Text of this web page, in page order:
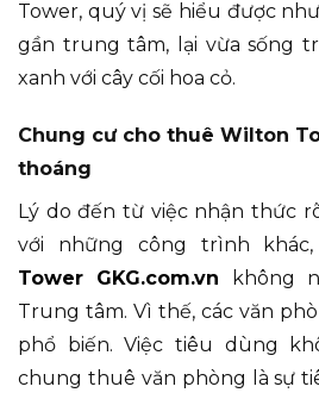
Tower, quý vị sẽ hiểu được
gần trung tâm, lại vừa sống
xanh với cây cối hoa cỏ.
Chung cư cho thuê Wilton
thoáng
Lý do đến từ việc nhận thức
với những công trình khác,
Tower GKG.com.vn không
Trung tâm. Vì thế, các văn
phổ biến. Việc tiêu dùng
chung thuê văn phòng là sự